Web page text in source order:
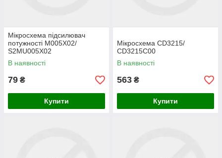
Мікросхема підсилювач
потужності M005X02/
S2MU005X02
В наявності
79 ₴
Купити
Мікросхема CD3215/
CD3215C00
В наявності
563 ₴
Купити